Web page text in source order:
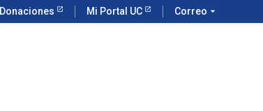
Donaciones Mi Portal UC Correo arrow_drop_down